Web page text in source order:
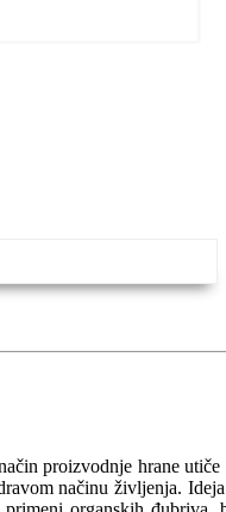
proizvodnje hrane utiče
načinu življenja.